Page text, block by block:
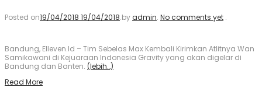
Posted on19/04/2018 19/04/2018.byadmin. No comments yet .
Bandung, Elleven.Id – Tim Sebelas Max Kembali Kirimkan Atlitnya Wan
Samikawani di Kejuaraan Indonesia Gravity yang akan digelar di
Bandung dan Banten. (lebih…)
Read More